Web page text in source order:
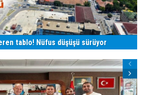
tablo! Nüfus düşüşü sürüyor